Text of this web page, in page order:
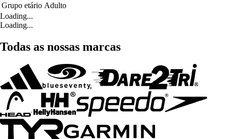
Grupo etário Adulto
Loading...
Loading...
Todas as nossas marcas